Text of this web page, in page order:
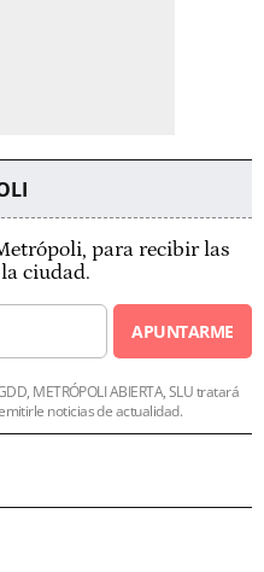
para recibir las
ciudad.
APUNTARME
METRÓPOLI ABIERTA, SLU tratará
noticias de actualidad.